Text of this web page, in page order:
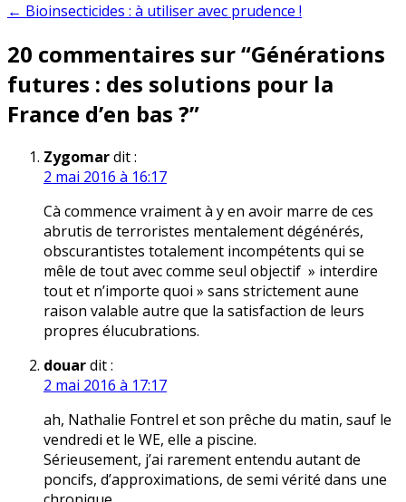
l’article
← Bioinsecticides : à utiliser avec prudence !
20 commentaires sur “Générations
futures : des solutions pour la
France d’en bas ?”
Zygomardit :
2 mai 2016 à 16:17
Cà commence vraiment à y en avoir marre de ces
abrutis de terroristes mentalement dégénérés,
obscurantistes totalement incompétents qui se
mêle de tout avec comme seul objectif » interdire
tout et n’importe quoi » sans strictement aune
raison valable autre que la satisfaction de leurs
propres élucubrations.
douardit :
2 mai 2016 à 17:17
ah, Nathalie Fontrel et son prêche du matin, sauf le
vendredi et le WE, elle a piscine.
Sérieusement, j’ai rarement entendu autant de
poncifs, d’approximations, de semi vérité dans une